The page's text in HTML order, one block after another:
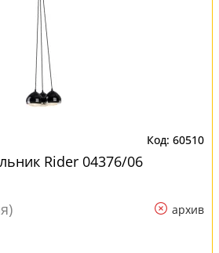
60510
Rider 04376/06
архив